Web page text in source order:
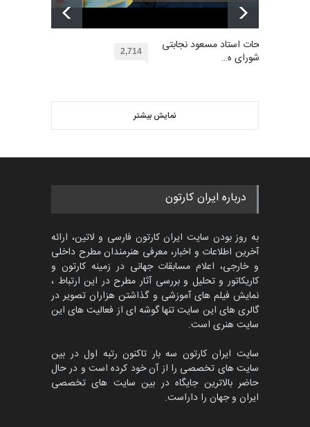
مسابقه بین‌المللی کارتون آیدین
دوغان، ترکیه،…
مهلت
کارتون CARTUNION ، …
مسابقۀ بین‌المللی کارتون و
کاریکاتور «البغلی…
جشنواره بین‌المللی کارتون
مدارس پرتغال، ۲۰۲۷
مهلت 4 ماه دیگر
پنجمین مسابقۀ بین‌المللی
کارتون طنز «کلاه‌ای…
مهلت
بهترین آثار کارتون جهان بخش -
453
گالری حدود یک ماه قبل
توضیحات استاد مسعود نجابتی
عضو شورای ه… 2,714
نمایش بیشتر
درباره ایران کارتون
به روز بودن سایت ایران کارتون فارسی و لاتین، ارائه
آخرین اطلاعات و اخبار، معرفی هنرمندان مطرح داخلی
و خارجی، اعلام مسابقات جهانی در زمینه کارتون و
کاریکاتور و تحلیل و بررسی آثار مطرح در این ارتباط ،
نمایش فیلم های آموزشی و گذاشتن هزاران تصویر در
گالری های این سایت تنها گوشه ای از فعالیت های این
سایت هنری است.
سایت ایران کارتون سه بار تاکنون رتبه اول در بین
سایت های تخصصی را از آن خود کرده است و در حال
حاضر بالاترین جایگاه در بین سایت های تخصصی
ایران و جهان را داراست.